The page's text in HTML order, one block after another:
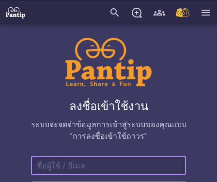
search menu
ลงชื่อเข้าใช้งาน
ระบบจะจดจำข้อมูลการเข้าสู่ระบบของคุณแบบ
"การลงชื่อเข้าใช้ถาวร"